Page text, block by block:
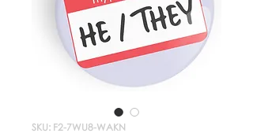
SKU: F2-7WU8-WAKN